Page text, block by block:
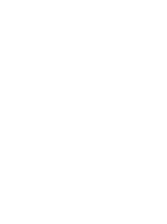
projeto ao nosso serviço de